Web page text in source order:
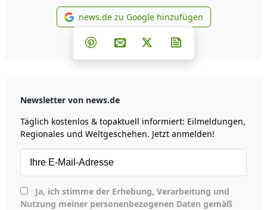
news.de zu Google
news.de zu Google hinzufügen
Teilen auf Facebook
Teilen auf Whatsapp
Teilen auf Telegram
Teilen auf Pinterest
Per E-Mail teilen
Post auf X
Newsletter von news.de
Täglich kostenlos & topaktuell informiert: Eilmeldungen,
Regionales und Weltgeschehen. Jetzt anmelden!
Nutzung meiner personenbezogenen Daten gemäß